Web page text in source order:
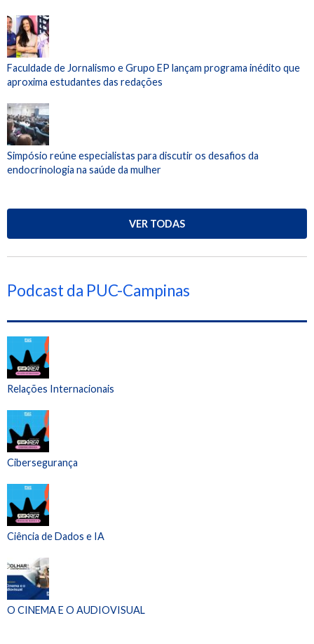
Faculdade de Jornalismo e Grupo EP lançam programa inédito que
aproxima estudantes das redações
Simpósio reúne especialistas para discutir os desafios da
endocrinologia na saúde da mulher
VER TODAS
Podcast da PUC-Campinas
Relações Internacionais
Cibersegurança
Ciência de Dados e IA
O CINEMA E O AUDIOVISUAL